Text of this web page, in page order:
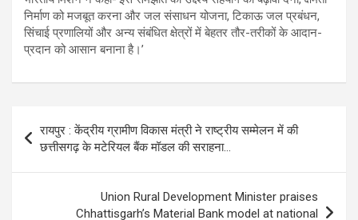
निर्माण को मजबूत करना और जल संसाधन योजना, टिकाऊ जल प्रबंधन,
सिंचाई प्रणालियों और अन्य संबंधित क्षेत्रों में बेहतर तौर-तरीकों के आदान-
प्रदान को आसान बनाना है।’
navigation
रायपुर : केंद्रीय ग्रामीण विकास मंत्री ने राष्ट्रीय सम्मेलन में की
छत्तीसगढ़ के मटेरियल बैंक मॉडल की सराहना…
Union Rural Development Minister praises
Chhattisgarh’s Material Bank model at national